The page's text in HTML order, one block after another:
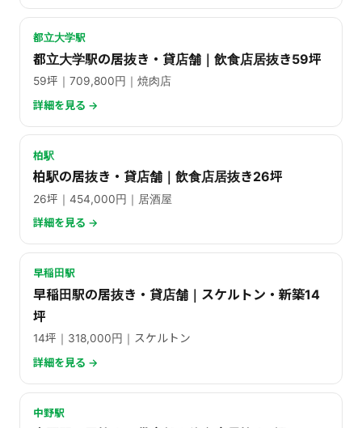
都立大学駅
都立大学駅の居抜き・貸店舗｜飲食店居抜き59坪
59坪｜709,800円｜焼肉店
詳細を見る →
柏駅
柏駅の居抜き・貸店舗｜飲食店居抜き26坪
26坪｜454,000円｜居酒屋
詳細を見る →
早稲田駅
早稲田駅の居抜き・貸店舗｜スケルトン・新築14
坪
14坪｜318,000円｜スケルトン
詳細を見る →
中野駅